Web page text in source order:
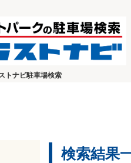
トナビ駐車場検索
検索結果